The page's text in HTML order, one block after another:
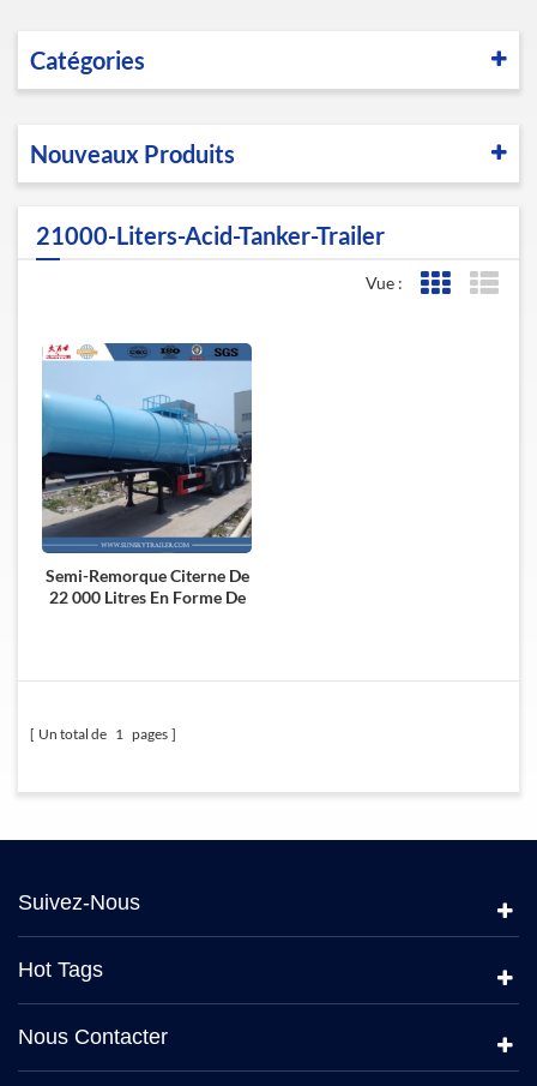
Catégories
Nouveaux Produits
21000-Liters-Acid-Tanker-Trailer
Vue : Affichage
Semi-Remorque Citerne De
22 000 Litres En Forme De
Un total de 1 pages
Suivez-Nous
Hot Tags
Nous Contacter